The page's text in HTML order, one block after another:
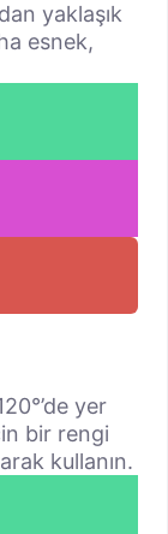
yaklaşık
esnek,
yer
bir rengi
kullanın.